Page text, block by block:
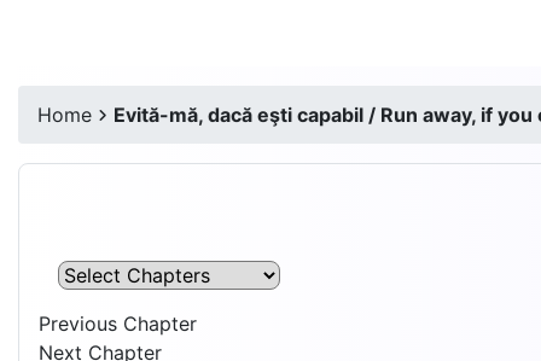
Home Evită-mă, dacă eşti capabil / Run away, if you
Previous Chapter
Next Chapter